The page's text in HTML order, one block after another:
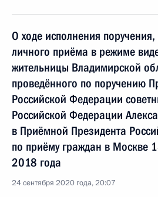
О ходе исполнения
личного приёма в режиме
жительницы Владимирской
проведённого по поручению
Российской Федерации
Российской Федерации
в Приёмной Президента
по приёму граждан в Москве
2018 года
24 сентября 2020 года, 20:07